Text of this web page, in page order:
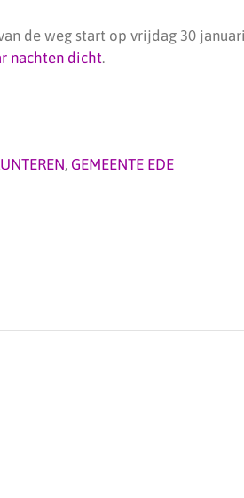
de weg start op vrijdag 30
nachten dicht.
, GEMEENTE EDE